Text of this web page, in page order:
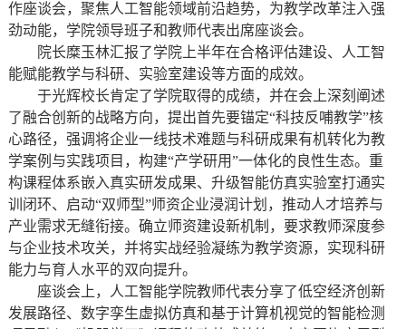
作座谈会，聚焦人工智能领域前沿趋势，为教学改革注入强
劲动能，学院领导班子和教师代表出席座谈会。
院长糜玉林汇报了学院上半年在合格评估建设、人工智
能赋能教学与科研、实验室建设等方面的成效。
于光辉校长肯定了学院取得的成绩，并在会上深刻阐述
了融合创新的战略方向，提出首先要锚定“科技反哺教学”核
心路径，强调将企业一线技术难题与科研成果有机转化为教
学案例与实践项目，构建“产学研用”一体化的良性生态。重
构课程体系嵌入真实研发成果、升级智能仿真实验室打通实
训闭环、启动“双师型”师资企业浸润计划，推动人才培养与
产业需求无缝衔接。确立师资建设新机制，要求教师深度参
与企业技术攻关，并将实战经验凝练为教学资源，实现科研
能力与育人水平的双向提升。
座谈会上，人工智能学院教师代表分享了低空经济创新
发展路径、数字孪生虚拟仿真和基于计算机视觉的智能检测